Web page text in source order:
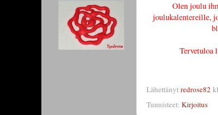
Olen joulu
joulukalentereille,
Tervetuloa
Lähettänyt redrose82
Tunnisteet: Kirjoitus